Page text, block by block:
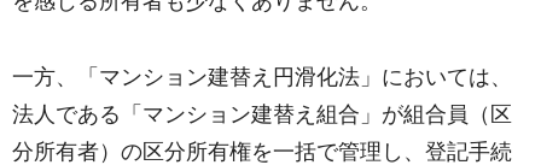
一方、「マンション建替え円滑化法」においては、
法人である「マンション建替え組合」が組合員（区
分所有者）の区分所有権を一括で管理し、登記手続